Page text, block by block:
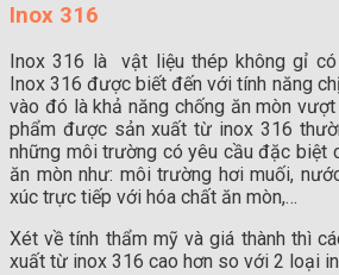
Inox 316
Inox 316 là vật liệu thép không gỉ có
Inox 316 được biết đến với tính năng
vào đó là khả năng chống ăn mòn
phẩm được sản xuất từ inox 316
những môi trường có yêu cầu đặc biệt
ăn mòn như: môi trường hơi muối,
xúc trực tiếp với hóa chất ăn mòn,…
Xét về tính thẩm mỹ và giá thành thì
xuất từ inox 316 cao hơn so với 2 loại